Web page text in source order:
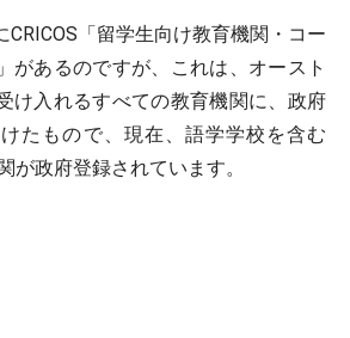
CRICOS「留学生向け教育機関・コー
があるのですが、これは、オースト
け入れるすべての教育機関に、政府
たもので、現在、語学学校を含む
が政府登録されています。